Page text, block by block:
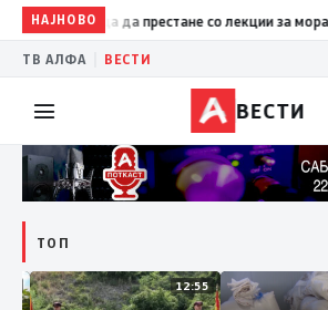
НАЈНОВО19:09Петрушевски: Левица да
ТВ АЛФА ВЕСТИ
ВЕСТИ
ТОП
13:04 12:55